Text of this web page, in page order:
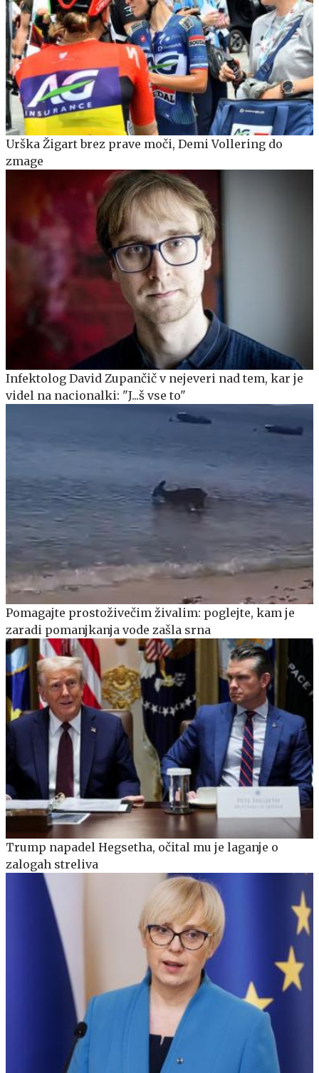
Urška Žigart brez prave moči, Demi Vollering do
zmage
Infektolog David Zupančič v nejeveri nad tem, kar je
videl na nacionalki: "J...š vse to"
Pomagajte prostoživečim živalim: poglejte, kam je
zaradi pomanjkanja vode zašla srna
Trump napadel Hegsetha, očital mu je laganje o
zalogah streliva